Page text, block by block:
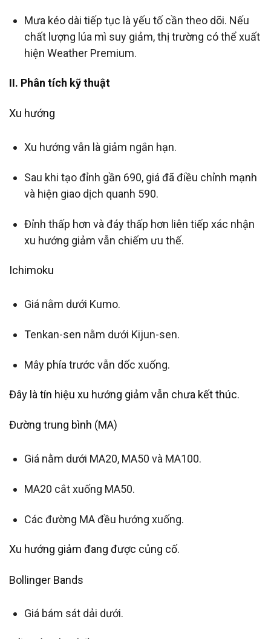
Mưa kéo dài tiếp tục là yếu tố cần theo dõi. Nếu
chất lượng lúa mì suy giảm, thị trường có thể xuất
hiện Weather Premium.
II. Phân tích kỹ thuật
Xu hướng
Xu hướng vẫn là giảm ngắn hạn.
Sau khi tạo đỉnh gần 690, giá đã điều chỉnh mạnh
và hiện giao dịch quanh 590.
Đỉnh thấp hơn và đáy thấp hơn liên tiếp xác nhận
xu hướng giảm vẫn chiếm ưu thế.
Ichimoku
Giá nằm dưới Kumo.
Tenkan-sen nằm dưới Kijun-sen.
Mây phía trước vẫn dốc xuống.
Đây là tín hiệu xu hướng giảm vẫn chưa kết thúc.
Đường trung bình (MA)
Giá nằm dưới MA20, MA50 và MA100.
MA20 cắt xuống MA50.
Các đường MA đều hướng xuống.
Xu hướng giảm đang được củng cố.
Bollinger Bands
Giá bám sát dải dưới.